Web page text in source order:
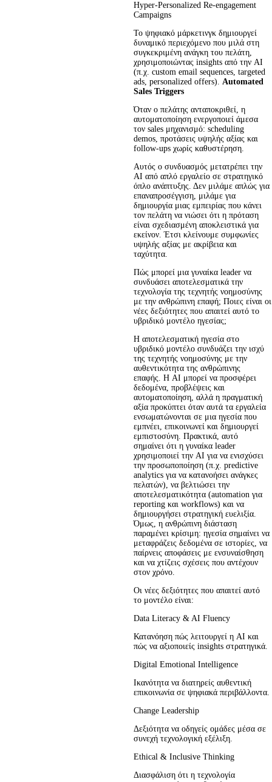
Hyper-Personalized Re-engagement
Campaigns
Το ψηφιακό μάρκετινγκ δημιουργεί
δυναμικό περιεχόμενο που μιλά στη
συγκεκριμένη ανάγκη του πελάτη,
χρησιμοποιώντας insights από την AI
(π.χ. custom email sequences, targeted
ads, personalized offers). Automated
Sales Triggers
Όταν ο πελάτης ανταποκριθεί, η
αυτοματοποίηση ενεργοποιεί άμεσα
τον sales μηχανισμό: scheduling
demos, προτάσεις υψηλής αξίας και
follow-ups χωρίς καθυστέρηση.
Αυτός ο συνδυασμός μετατρέπει την
AI από απλό εργαλείο σε στρατηγικό
όπλο ανάπτυξης. Δεν μιλάμε απλώς για
επαναπροσέγγιση, μιλάμε για
δημιουργία μιας εμπειρίας που κάνει
τον πελάτη να νιώσει ότι η πρόταση
είναι σχεδιασμένη αποκλειστικά για
εκείνον. Έτσι κλείνουμε συμφωνίες
υψηλής αξίας με ακρίβεια και
ταχύτητα.
Πώς μπορεί μια γυναίκα leader να
συνδυάσει αποτελεσματικά την
τεχνολογία της τεχνητής νοημοσύνης
με την ανθρώπινη επαφή; Ποιες είναι οι
νέες δεξιότητες που απαιτεί αυτό το
υβριδικό μοντέλο ηγεσίας;
Η αποτελεσματική ηγεσία στο
υβριδικό μοντέλο συνδυάζει την ισχύ
της τεχνητής νοημοσύνης με την
αυθεντικότητα της ανθρώπινης
επαφής. Η AI μπορεί να προσφέρει
δεδομένα, προβλέψεις και
αυτοματοποίηση, αλλά η πραγματική
αξία προκύπτει όταν αυτά τα εργαλεία
ενσωματώνονται σε μια ηγεσία που
εμπνέει, επικοινωνεί και δημιουργεί
εμπιστοσύνη. Πρακτικά, αυτό
σημαίνει ότι η γυναίκα leader
χρησιμοποιεί την AI για να ενισχύσει
την προσωποποίηση (π.χ. predictive
analytics για να κατανοήσει ανάγκες
πελατών), να βελτιώσει την
αποτελεσματικότητα (automation για
reporting και workflows) και να
δημιουργήσει στρατηγική ευελιξία.
Όμως, η ανθρώπινη διάσταση
παραμένει κρίσιμη: ηγεσία σημαίνει να
μεταφράζεις δεδομένα σε ιστορίες, να
παίρνεις αποφάσεις με ενσυναίσθηση
και να χτίζεις σχέσεις που αντέχουν
στον χρόνο.
Οι νέες δεξιότητες που απαιτεί αυτό
το μοντέλο είναι:
Data Literacy & AI Fluency
Κατανόηση πώς λειτουργεί η AI και
πώς να αξιοποιείς insights στρατηγικά.
Digital Emotional Intelligence
Ικανότητα να διατηρείς αυθεντική
επικοινωνία σε ψηφιακά περιβάλλοντα.
Change Leadership
Δεξιότητα να οδηγείς ομάδες μέσα σε
συνεχή τεχνολογική εξέλιξη.
Ethical & Inclusive Thinking
Διασφάλιση ότι η τεχνολογία